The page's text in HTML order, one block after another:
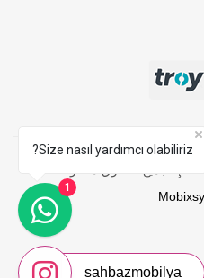
sahbazmobilya
Size nasıl yardımcı olabiliriz?
1